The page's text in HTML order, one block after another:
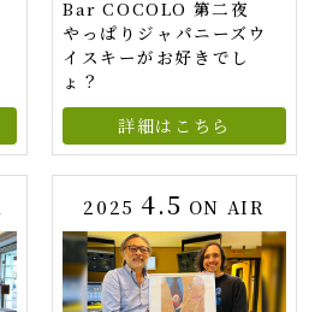
Bar COCOLO 第二夜
やっぱりジャパニーズウ
イスキーがお好きでし
ょ？
詳細はこちら
2025 4.5 ON AIR